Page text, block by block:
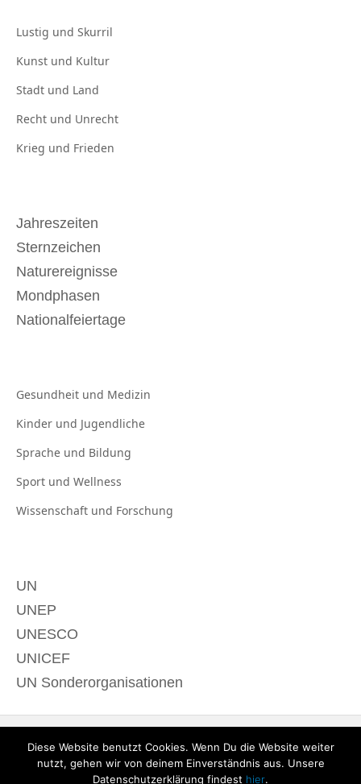
Lustig und Skurril
Kunst und Kultur
Stadt und Land
Recht und Unrecht
Krieg und Frieden
Jahreszeiten
Sternzeichen
Naturereignisse
Mondphasen
Nationalfeiertage
Gesundheit und Medizin
Kinder und Jugendliche
Sprache und Bildung
Sport und Wellness
Wissenschaft und Forschung
UN
UNEP
UNESCO
UNICEF
UN Sonderorganisationen
Diese Website benutzt Cookies. Wenn Du die Website weiter
nutzt, gehen wir von deinem Einverständnis aus. Unsere
Datenschutzerklärung findest hier.